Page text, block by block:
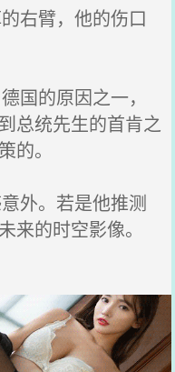
右臂，他的伤口
国的原因之一，
总统先生的首肯之
的。
外。若是他推测
来的时空影像。